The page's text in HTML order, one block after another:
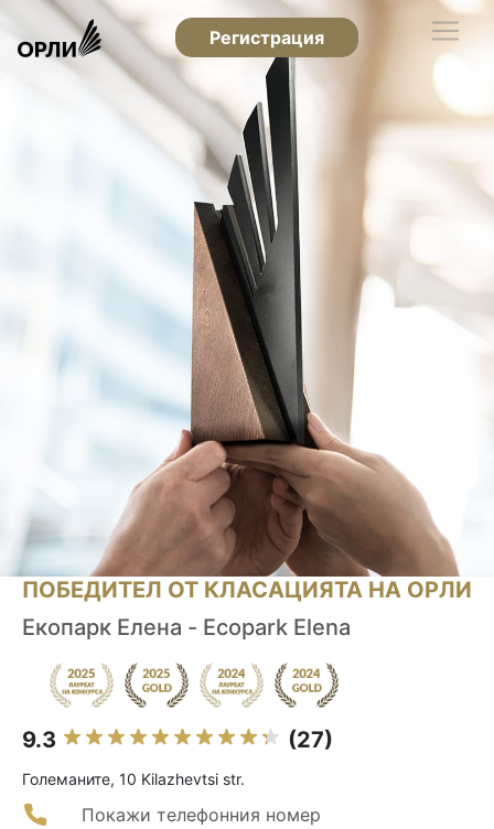
Регистрация
ПОБЕДИТЕЛ ОТ КЛАСАЦИЯТА НА ОРЛИ
Екопарк Елена - Ecopark Elena
9.3 (27)
Големаните, 10 Kilazhevtsi str.
Покажи телефонния номер